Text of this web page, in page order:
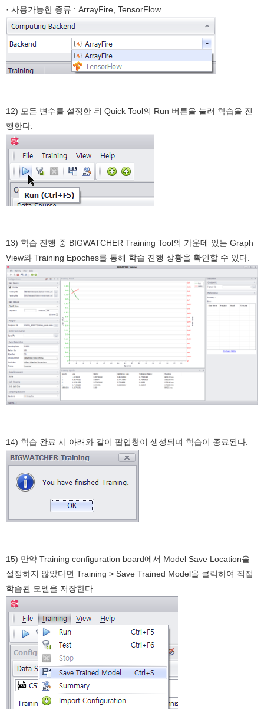
· 사용가능한 종류 : ArrayFire, TensorFlow
12) 모든 변수를 설정한 뒤 Quick Tool의 Run 버튼을 눌러 학습을 진
행한다.
13) 학습 진행 중 BIGWATCHER Training Tool의 가운데 있는 Graph
View와 Training Epoches를 통해 학습 진행 상황을 확인할 수 있다.
14) 학습 완료 시 아래와 같이 팝업창이 생성되며 학습이 종료된다.
15) 만약 Training configuration board에서 Model Save Location을
설정하지 않았다면 Training > Save Trained Model을 클릭하여 직접
학습된 모델을 저장한다.